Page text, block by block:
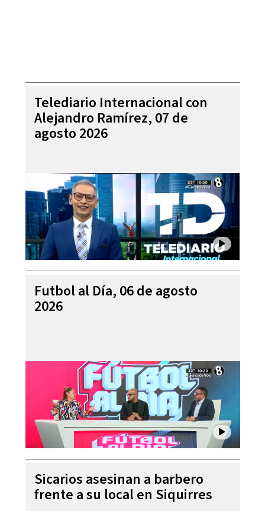
Telediario Internacional con
Alejandro Ramírez, 07 de
agosto 2026
Futbol al Día, 06 de agosto
2026
Sicarios asesinan a barbero
frente a su local en Siquirres